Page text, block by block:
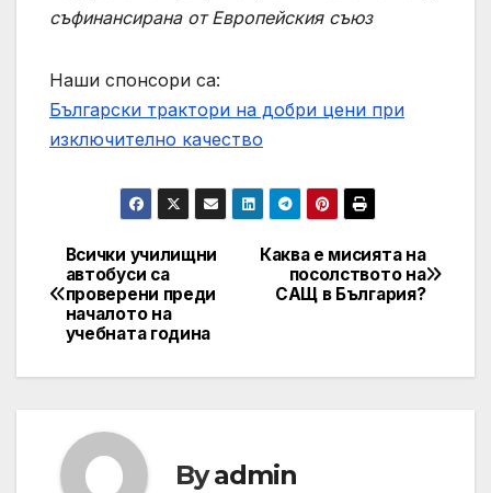
съфинансирана от Европейския съюз
Наши спонсори са:
Български трактори на добри цени при
изключително качество
Post
navigation
Каква е мисията на
посолството на
САЩ в България?
Всички училищни
автобуси са
проверени преди
началото на
учебната година
Byadmin